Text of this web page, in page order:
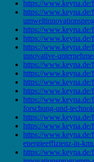
https://
https://
https://www.keyna.de/
https://www.keyna.de/
https://www.keyna.de/
innovative-
https://www.keyna.de/
https://www.keyna.de/
https://www.keyna.de/
https://
https://www.keyna.de/
forschung-und-
https://
https://
https://www.keyna.de/
energieeffizienz-in-
https://www.keyna.de/